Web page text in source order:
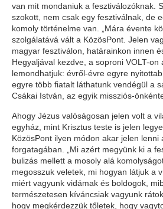
van mit mondaniuk a fesztiválozóknak.
szokott, nem csak egy fesztiválnak, de
komoly történelme van. „Mára évente
szolgálatává vált a KözösPont. Jelen
magyar fesztiválon, határainkon innen
Hegyaljával kezdve, a soproni VOLT-on
lemondhatjuk: évről-évre egyre
egyre több fiatalt láthatunk vendégül a
Csákai István, az egyik missziós-
Ahogy Jézus valóságosan jelen volt a
egyház, mint Krisztus teste is jelen
KözösPont ilyen módon akar jelen lenni
forgatagában. „Mi azért megyünk ki a
bulizás mellett a mosoly alá
megosszuk veletek, mi hogyan látjuk a
miért vagyunk vidámak és boldogok,
természetesen kíváncsiak vagyunk
hogy megkérdezzük tőletek, hogy